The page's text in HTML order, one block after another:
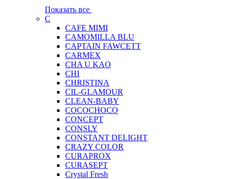
Показать все
C
CAFE MIMI
CAMOMILLA BLU
CAPTAIN FAWCETT
CARMEX
CHA U KAO
CHI
CHRISTINA
CIL-GLAMOUR
CLEAN-BABY
COCOCHOCO
CONCEPT
CONSLY
CONSTANT DELIGHT
CRAZY COLOR
CURAPROX
CURASEPT
Crystal Fresh